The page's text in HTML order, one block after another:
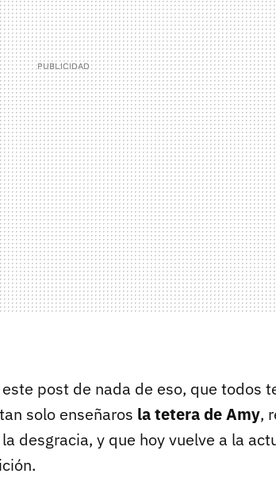
post de nada de eso, que todos
solo enseñaros la tetera de Amy,
desgracia, y que hoy vuelve a la